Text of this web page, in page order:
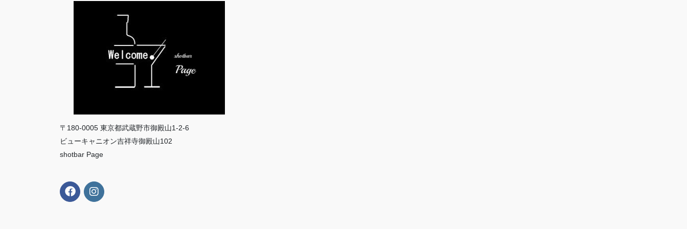
〒180-0005 東京都武蔵野市御殿山1-2-6
ビューキャニオン吉祥寺御殿山102
shotbar Page